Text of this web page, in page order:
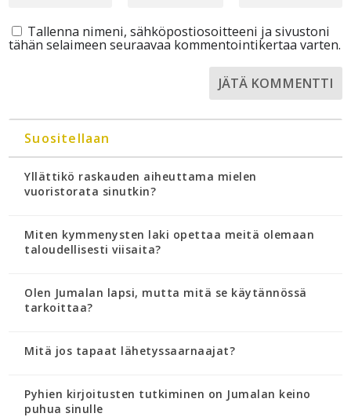
Tallenna nimeni, sähköpostiosoitteeni ja sivustoni
tähän selaimeen seuraavaa kommentointikertaa varten.
Suositellaan
Yllättikö raskauden aiheuttama mielen
vuoristorata sinutkin?
Miten kymmenysten laki opettaa meitä olemaan
taloudellisesti viisaita?
Olen Jumalan lapsi, mutta mitä se käytännössä
tarkoittaa?
Mitä jos tapaat lähetyssaarnaajat?
Pyhien kirjoitusten tutkiminen on Jumalan keino
puhua sinulle